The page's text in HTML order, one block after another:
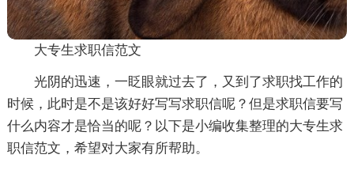
大专生求职信范文
光阴的迅速，一眨眼就过去了，又到了求职找工作的
时候，此时是不是该好好写写求职信呢？但是求职信要写
什么内容才是恰当的呢？以下是小编收集整理的大专生求
职信范文，希望对大家有所帮助。